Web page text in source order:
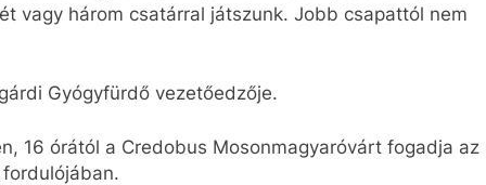
vagy három csatárral játszunk. Jobb csapattól nem
Gyógyfürdő vezetőedzője.
16 órától a Credobus Mosonmagyaróvárt fogadja az